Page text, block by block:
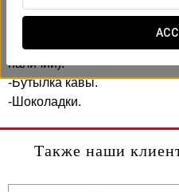
-Повышение категории
наличии).
-Бутылка кавы.
-Шоколадки.
Также наши